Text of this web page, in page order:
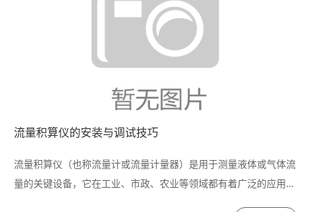
流量积算仪的安装与调试技巧
流量积算仪​（也称流量计或流量计量器）是用于测量液体或气体流
量的关键设备，它在工业、市政、农业等领域都有着广泛的应用。